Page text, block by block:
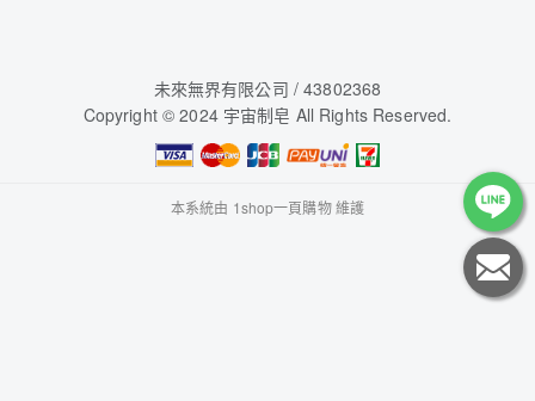
未來無界有限公司 / 43802368
Copyright © 2024 宇宙制皂 All Rights Reserved.
本系統由 1shop一頁購物維護